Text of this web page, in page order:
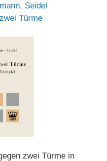
Seidel
Türme
zwei Türme in